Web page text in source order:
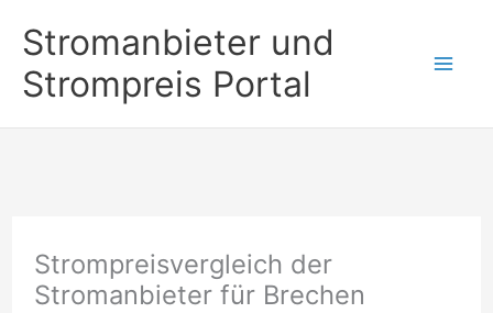
Inhalt
springen
Stromanbieter und
Strompreis Portal
Strompreisvergleich der
Stromanbieter für Brechen